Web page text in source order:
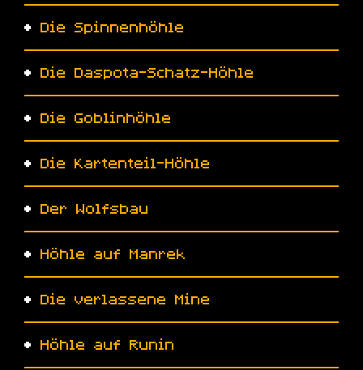
• Die Spinnenhöhle
• Die Daspota-Schatz-Höhle
• Die Goblinhöhle
• Die Kartenteil-Höhle
• Der Wolfsbau
• Höhle auf Manrek
• Die verlassene Mine
• Höhle auf Runin